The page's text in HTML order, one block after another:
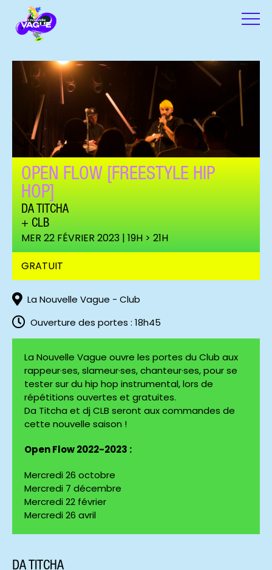
OPEN FLOW [FREESTYLE HIP
HOP]
DA TITCHA
CLB
MER 22 FÉVRIER 2023 | 19H > 21H
GRATUIT
La Nouvelle Vague - Club
Ouverture des portes : 18h45
La Nouvelle Vague ouvre les portes du Club aux
rappeur·ses, slameur·ses, chanteur·ses, pour se
tester sur du hip hop instrumental, lors de
répétitions ouvertes et gratuites.
Da Titcha et dj CLB seront aux commandes de
cette nouvelle saison !
Open Flow 2022-2023 :
Mercredi 26 octobre
Mercredi 7 décembre
Mercredi 22 février
Mercredi 26 avril
DA TITCHA